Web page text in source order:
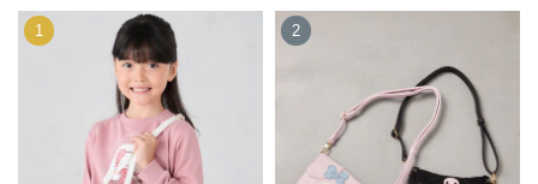
1 2